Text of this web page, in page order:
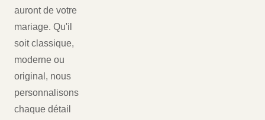
auront de votre
mariage. Qu'il
soit classique,
moderne ou
original, nous
personnalisons
chaque détail